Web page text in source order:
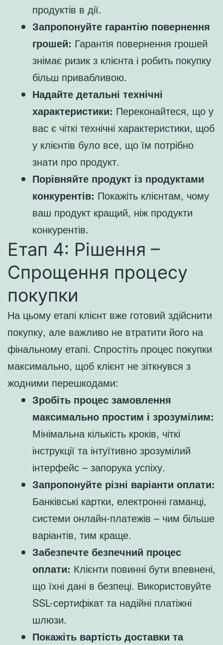
продуктів в дії.
Запропонуйте гарантію повернення
грошей: Гарантія повернення грошей
знімає ризик з клієнта і робить покупку
більш привабливою.
Надайте детальні технічні
характеристики: Переконайтеся, що у
вас є чіткі технічні характеристики, щоб
у клієнтів було все, що їм потрібно
знати про продукт.
Порівняйте продукт із продуктами
конкурентів: Покажіть клієнтам, чому
ваш продукт кращий, ніж продукти
конкурентів.
Етап 4: Рішення –
Спрощення процесу
покупки
На цьому етапі клієнт вже готовий здійснити
покупку, але важливо не втратити його на
фінальному етапі. Спростіть процес покупки
максимально, щоб клієнт не зіткнувся з
жодними перешкодами:
Зробіть процес замовлення
максимально простим і зрозумілим:
Мінімальна кількість кроків, чіткі
інструкції та інтуїтивно зрозумілий
інтерфейс – запорука успіху.
Запропонуйте різні варіанти оплати:
Банківські картки, електронні гаманці,
системи онлайн-платежів – чим більше
варіантів, тим краще.
Забезпечте безпечний процес
оплати: Клієнти повинні бути впевнені,
що їхні дані в безпеці. Використовуйте
SSL-сертифікат та надійні платіжні
шлюзи.
Покажіть вартість доставки та